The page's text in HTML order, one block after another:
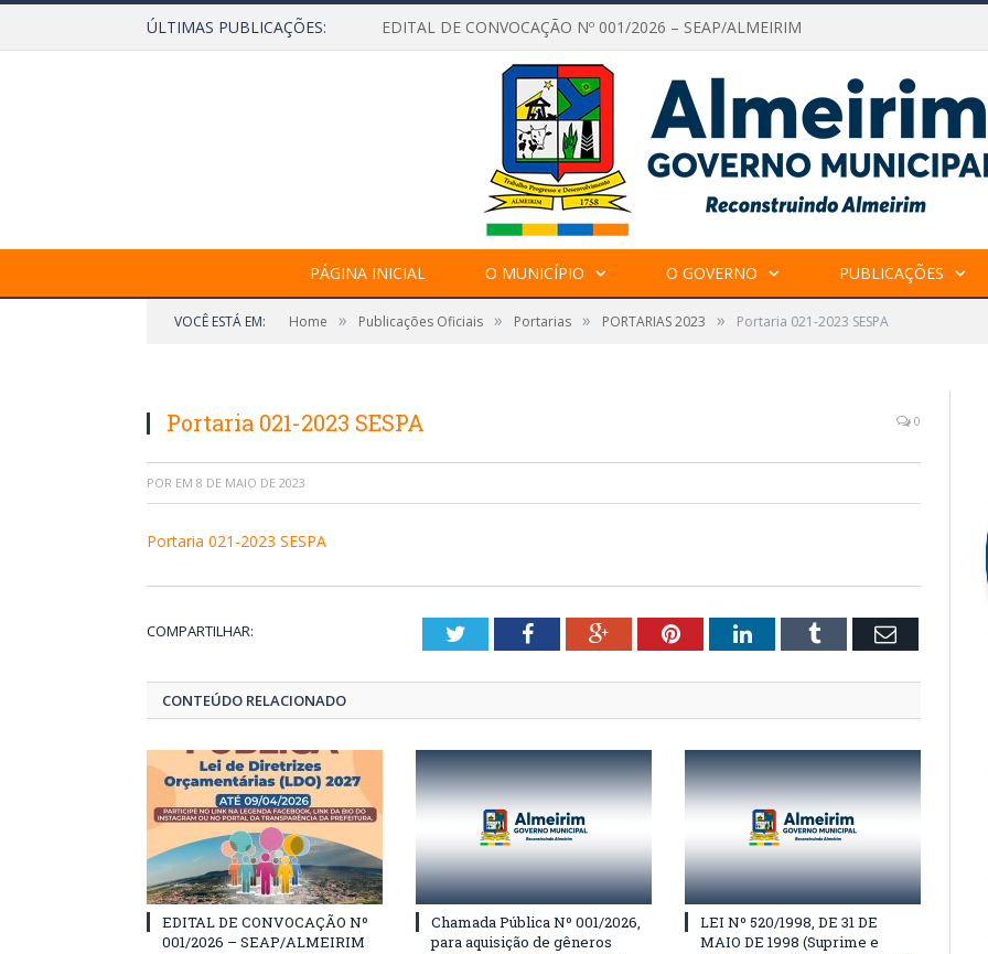
ÚLTIMAS PUBLICAÇÕES: EDITAL DE CONVOCAÇÃO Nº 001/2026 – SEAP/ALMEIRIM
PÁGINA INICIAL O MUNICÍPIO O GOVERNO PUBLICAÇÕES
VOCÊ ESTÁ EM: Home » Publicações Oficiais » Portarias » PORTARIAS 2023 » Portaria 021-2023 SESPA
Portaria 021-2023 SESPA 0
POR EM 8 DE MAIO DE 2023
Portaria 021-2023 SESPA
COMPARTILHAR: TwitterFacebookGoogle+PinterestLinkedInTumblr Email
CONTEÚDO RELACIONADO
EDITAL DE CONVOCAÇÃO Nº
001/2026 – SEAP/ALMEIRIM
Chamada Pública Nº 001/2026,
para aquisição de gêneros
LEI Nº 520/1998, DE 31 DE
MAIO DE 1998 (Suprime e